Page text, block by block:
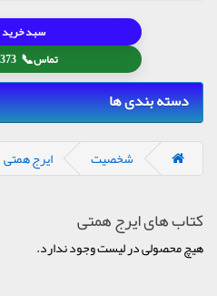
تماس📞
سبد خرید
دسته بندی ها
شخصیت ایرج همتی
کتاب های ایرج همتی
هیچ محصولی در لیست وجود ندارد.